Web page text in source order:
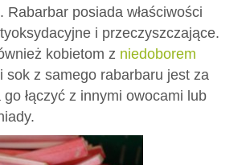
Rabarbar posiada właściwości
i przeczyszczające.
kobietom z niedoborem
sok z samego rabarbaru jest za
łączyć z innymi owocami lub